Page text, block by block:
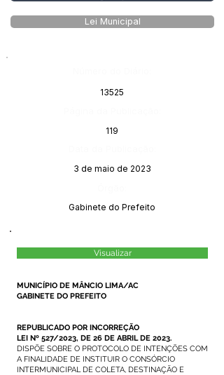
Lei Municipal
13525
119
3 de maio de 2023
Gabinete do Prefeito
Visualizar
MUNICÍPIO DE MÂNCIO LIMA/AC
GABINETE DO PREFEITO
REPUBLICADO POR INCORREÇÃO
LEI Nº 527/2023, DE 26 DE ABRIL DE 2023.
DISPÕE SOBRE O PROTOCOLO DE INTENÇÕES COM
A FINALIDADE DE INSTITUIR O CONSÓRCIO
INTERMUNICIPAL DE COLETA, DESTINAÇÃO E